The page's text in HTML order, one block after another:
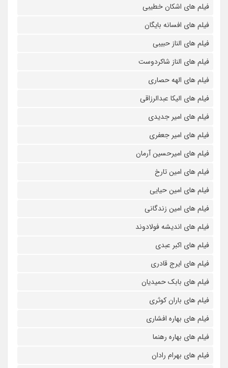
فیلم های اشکان خطیبی
فیلم های افسانه بایگان
فیلم های الناز حبیبی
فیلم های الناز شاکردوست
فیلم های الهه حصاری
فیلم های الیکا عبدالرزاقی
فیلم های امیر جدیدی
فیلم های امیر جعفری
فیلم های امیرحسین آرمان
فیلم های امین تارخ
فیلم های امین حیایی
فیلم های امین زندگانی
فیلم های اندیشه فولادوند
فیلم های اکبر عبدی
فیلم های ایرج قادری
فیلم های بابک حمیدیان
فیلم های باران کوثری
فیلم های بهاره افشاری
فیلم های بهاره رهنما
فیلم های بهرام رادان